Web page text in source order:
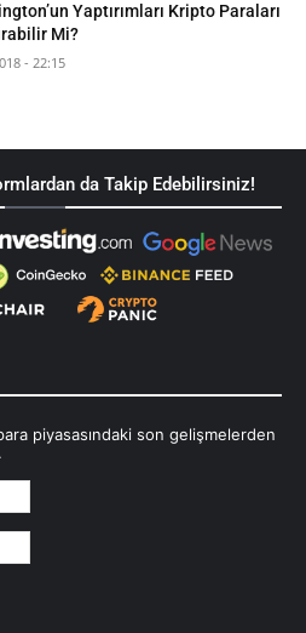
Yaptırımları Kripto Paraları
Mi?
- 22:15
da Takip Edebilirsiniz!
piyasasındaki son gelişmelerden